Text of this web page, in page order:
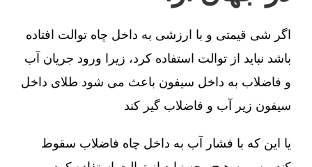
اگر شی قیمتی و با ارزشی به داخل چاه توالت افتاده
باشد نباید از توالت استفاده کرد، زیرا ورود جریان آب
و فاضلاب به داخل سیفون باعث می شود طلای داخل
سیفون زیر آب و فاضلاب گیر کند
یا این که با فشار آب به داخل چاه فاضلاب سقوط